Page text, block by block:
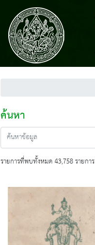
ค้นหา
รายการที่พบทั้งหมด 43,758 รายการ